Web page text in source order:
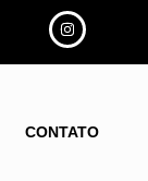
CONTATO